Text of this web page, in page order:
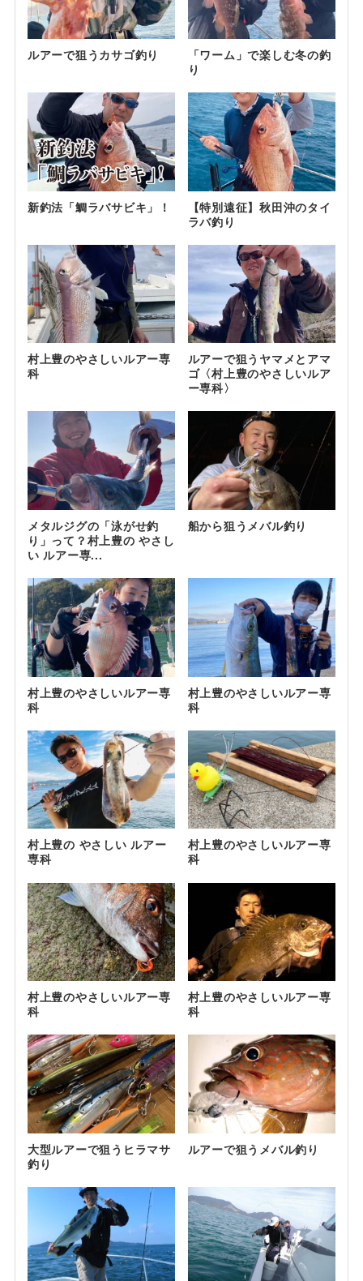
ルアーで狙うカサゴ釣り
「ワーム」で楽しむ冬の釣
り
新釣法「鯛ラバサビキ」！
【特別遠征】秋田沖のタイ
ラバ釣り
村上豊のやさしいルアー専
科
ルアーで狙うヤマメとアマ
ゴ〈村上豊のやさしいルア
ー専科〉
メタルジグの「泳がせ釣
り」って？村上豊の やさし
い ルアー専...
船から狙うメバル釣り
村上豊のやさしいルアー専
科
村上豊のやさしいルアー専
科
村上豊の やさしい ルアー
専科
村上豊のやさしいルアー専
科
村上豊のやさしいルアー専
科
村上豊のやさしいルアー専
科
大型ルアーで狙うヒラマサ
釣り
ルアーで狙うメバル釣り